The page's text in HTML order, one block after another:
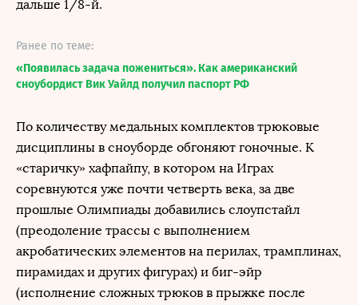
дальше 1/8-й.
Ранее по теме:
«Появилась задача пожениться». Как американский
сноубордист Вик Уайлд получил паспорт РФ
По количеству медальных комплектов трюковые
дисциплины в сноуборде обгоняют гоночные. К
«старичку» хафпайпу, в котором на Играх
соревнуются уже почти четверть века, за две
прошлые Олимпиады добавились слоупстайл
(преодоление трассы с выполнением
акробатических элементов на перилах, трамплинах,
пирамидах и других фигурах) и биг-эйр
(исполнение сложных трюков в прыжке после